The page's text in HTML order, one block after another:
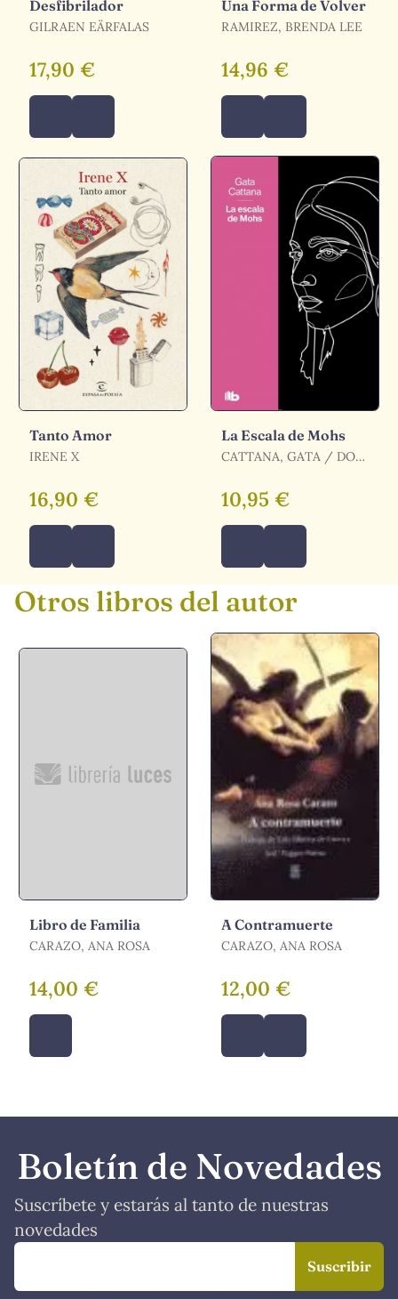
Desfibrilador
GILRAEN EÄRFALAS
17,90 €
Una Forma de Volver
RAMIREZ, BRENDA LEE
14,96 €
Tanto Amor
IRENE X
16,90 €
La Escala de Mohs
CATTANA, GATA / DON
GATA / DON IWANA,
DON IWANA
10,95 €
Otros libros del autor
Libro de Familia
CARAZO, ANA ROSA
14,00 €
A Contramuerte
CARAZO, ANA ROSA
12,00 €
Boletín de Novedades
Suscríbete y estarás al tanto de nuestras
novedades